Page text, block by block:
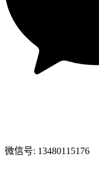
微信号: 13480115176